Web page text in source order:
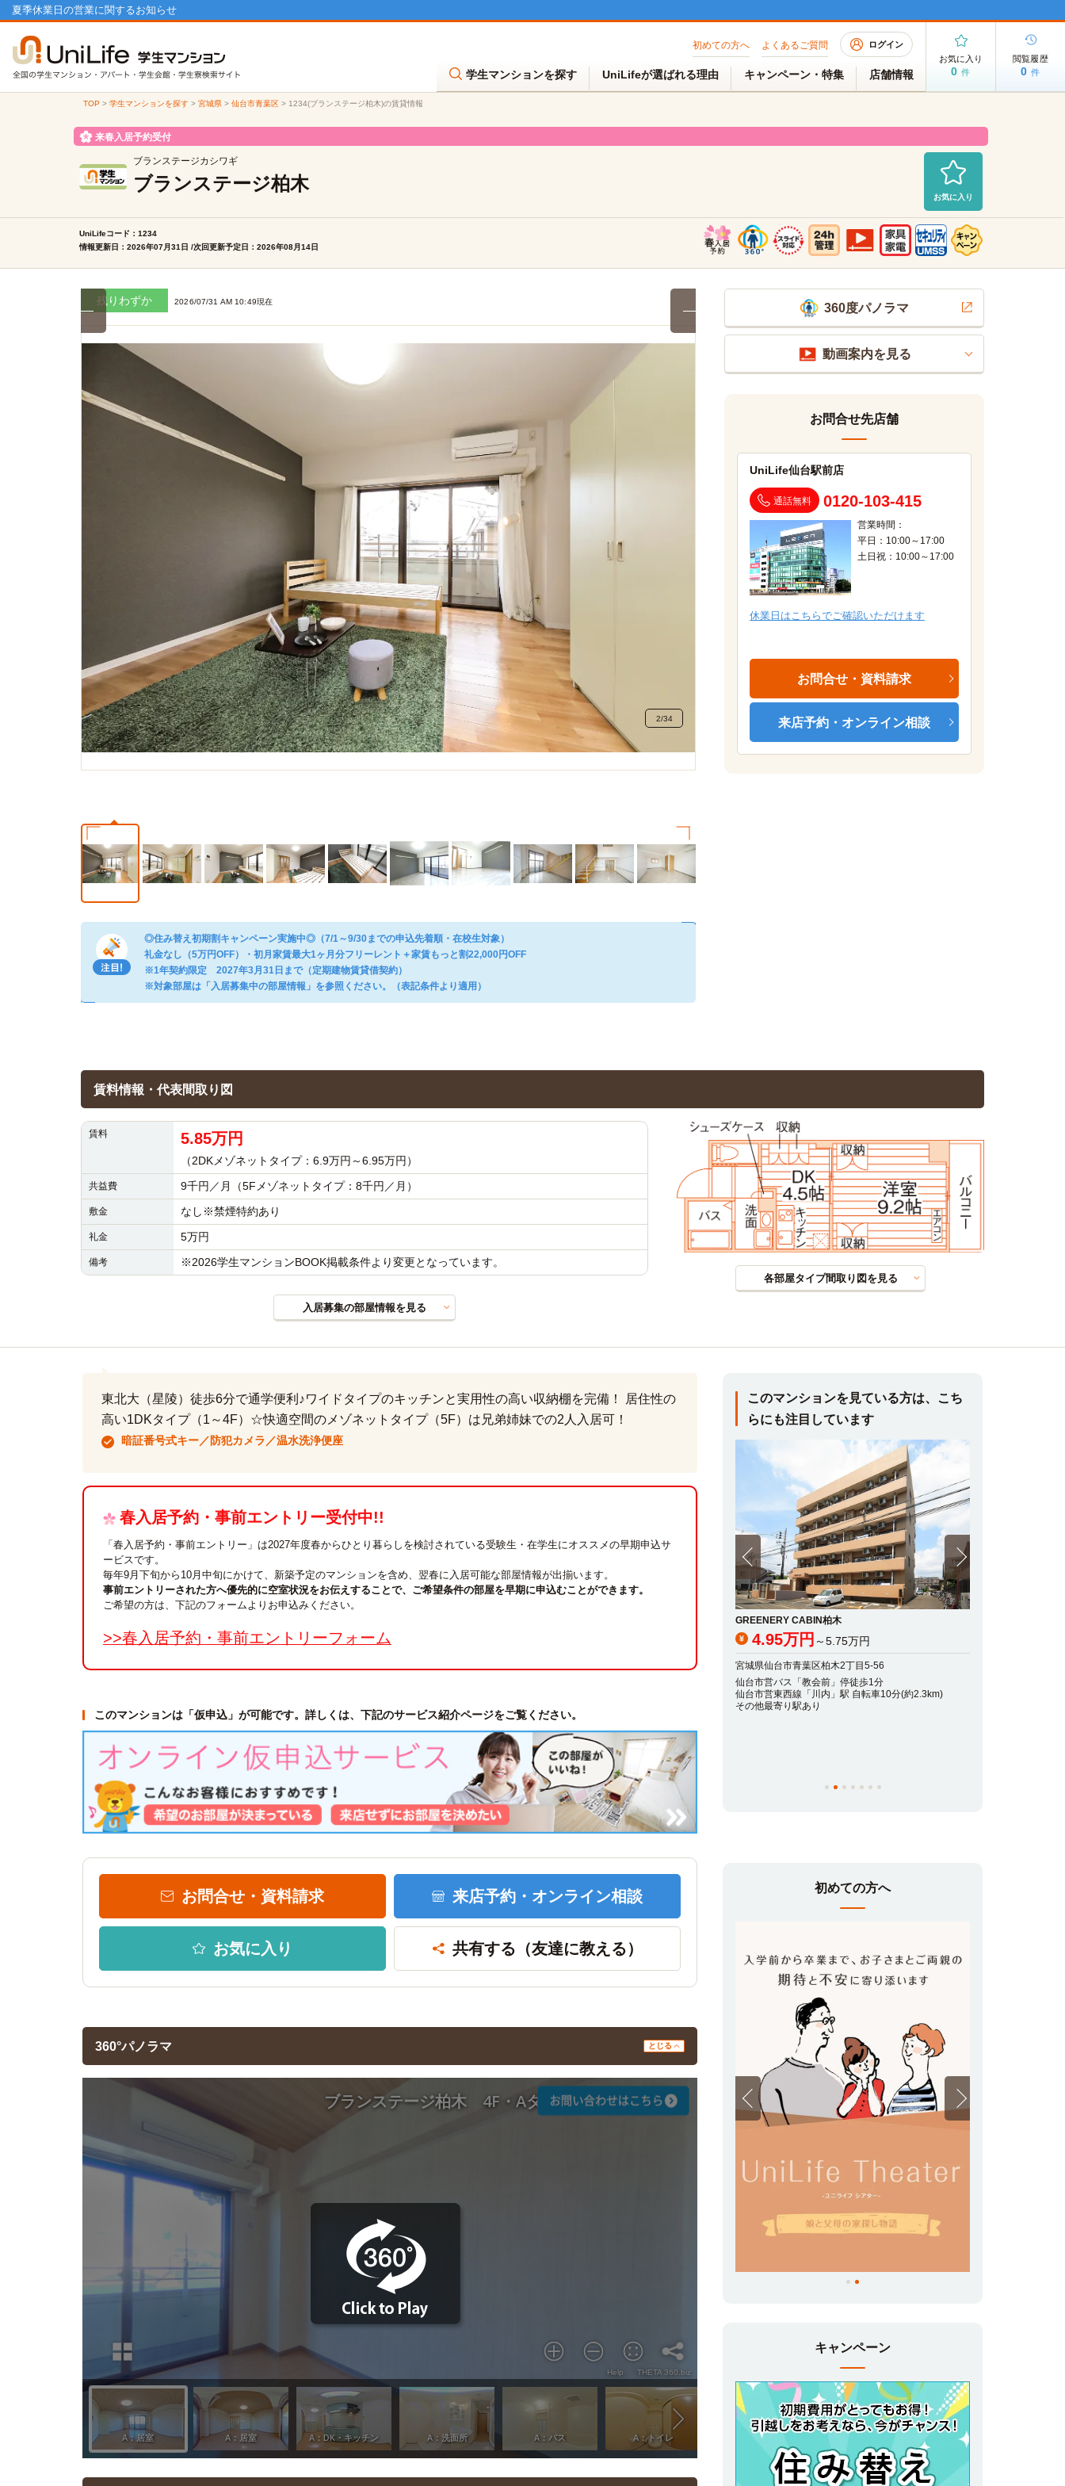
夏季休業日の営業に関するお知らせ
初めての方へ よくあるご質問 ログイン
学生マンションを探す UniLifeが選ばれる理由 キャンペーン・特集 店舗情報
お気に入り
0 件
閲覧履歴
0 件
TOP > 学生マンションを探す> 宮城県> 仙台市青葉区> 1234(ブランステージ柏木)の賃貸情報
来春入居予約受付
ブランステージカシワギ
ブランステージ柏木
お気に入り
UniLifeコード：1234
情報更新日：2026年07月31日 /次回更新予定日：2026年08月14日
残りわずか 2026/07/31 AM 10:49現在 2026/07/31 AM 10:49現在
2/34
◎住み替え初期割キャンペーン実施中◎（7/1～9/30までの申込先着順・在校生対象）
礼金なし（5万円OFF）・初月家賃最大1ヶ月分フリーレント＋家賃もっと割22,000円OFF
※1年契約限定 2027年3月31日まで（定期建物賃貸借契約）
※対象部屋は「入居募集中の部屋情報」を参照ください。（表記条件より適用）
360度パノラマ
動画案内を見る
お問合せ先店舗
UniLife仙台駅前店
通話無料 0120-103-415
営業時間：
平日：10:00～17:00
土日祝：10:00～17:00
休業日はこちらでご確認いただけます
お問合せ・資料請求
来店予約・オンライン相談
賃料情報・代表間取り図
賃料 5.85万円
（2DKメゾネットタイプ：6.9万円～6.95万円）
共益費 9千円／月（5Fメゾネットタイプ：8千円／月）
敷金 なし※禁煙特約あり
礼金 5万円
備考 ※2026学生マンションBOOK掲載条件より変更となっています。
入居募集の部屋情報を見る
各部屋タイプ間取り図を見る
東北大（星陵）徒歩6分で通学便利♪ワイドタイプのキッチンと実用性の高い収納棚を完備！ 居住性の
高い1DKタイプ（1～4F）☆快適空間のメゾネットタイプ（5F）は兄弟姉妹での2人入居可！
暗証番号式キー／防犯カメラ／温水洗浄便座
春入居予約・事前エントリー受付中!!
「春入居予約・事前エントリー」は2027年度春からひとり暮らしを検討されている受験生・在学生にオススメの早期申込サ
ービスです。
毎年9月下旬から10月中旬にかけて、新築予定のマンションを含め、翌春に入居可能な部屋情報が出揃います。
事前エントリーされた方へ優先的に空室状況をお伝えすることで、ご希望条件の部屋を早期に申込むことができます。
ご希望の方は、下記のフォームよりお申込みください。
>>春入居予約・事前エントリーフォーム
このマンションは「仮申込」が可能です。詳しくは、下記のサービス紹介ページをご覧ください。
お問合せ・資料請求 来店予約・ オンライン相談
お気に入り 共有する （友達に教える）
360°パノラマ とじる
このマンションを見ている方は、こち
らにも注目しています
GREENERY CABIN柏木
4.95万円 ～5.75万円
宮城県仙台市青葉区柏木2丁目5-56
仙台市営バス「教会前」停徒歩1分
仙台市営東西線「川内」駅 自転車10分(約2.3km)
その他最寄り駅あり
初めての方へ
キャンペーン